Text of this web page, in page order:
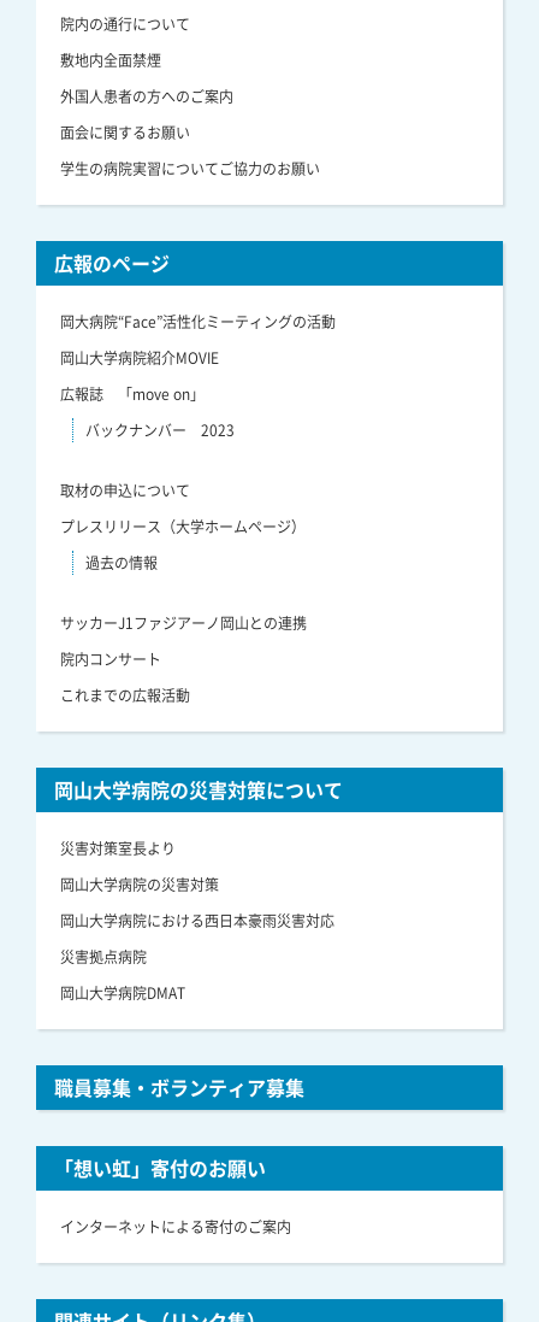
院内の通行について
敷地内全面禁煙
外国人患者の方へのご案内
面会に関するお願い
学生の病院実習についてご協力のお願い
広報のページ
岡大病院“Face”活性化ミーティングの活動
岡山大学病院紹介MOVIE
広報誌 「move on」
バックナンバー 2023
取材の申込について
プレスリリース（大学ホームページ）
過去の情報
サッカーJ1ファジアーノ岡山との連携
院内コンサート
これまでの広報活動
岡山大学病院の災害対策について
災害対策室長より
岡山大学病院の災害対策
岡山大学病院における西日本豪雨災害対応
災害拠点病院
岡山大学病院DMAT
職員募集・ボランティア募集
「想い虹」寄付のお願い
インターネットによる寄付のご案内